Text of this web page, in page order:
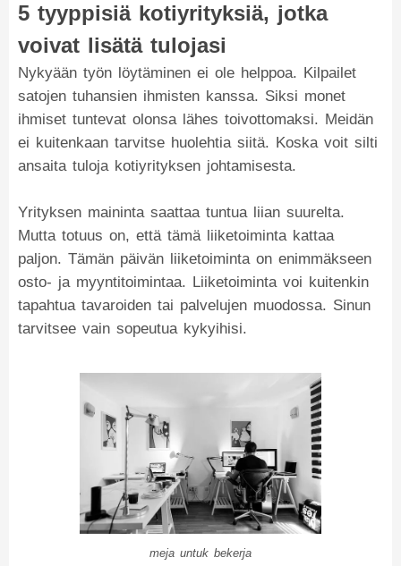
5 tyyppisiä kotiyrityksiä, jotka
voivat lisätä tulojasi
Nykyään työn löytäminen ei ole helppoa. Kilpailet
satojen tuhansien ihmisten kanssa. Siksi monet
ihmiset tuntevat olonsa lähes toivottomaksi. Meidän
ei kuitenkaan tarvitse huolehtia siitä. Koska voit silti
ansaita tuloja kotiyrityksen johtamisesta.
Yrityksen maininta saattaa tuntua liian suurelta.
Mutta totuus on, että tämä liiketoiminta kattaa
paljon. Tämän päivän liiketoiminta on enimmäkseen
osto- ja myyntitoimintaa. Liiketoiminta voi kuitenkin
tapahtua tavaroiden tai palvelujen muodossa. Sinun
tarvitsee vain sopeutua kykyihisi.
meja untuk bekerja